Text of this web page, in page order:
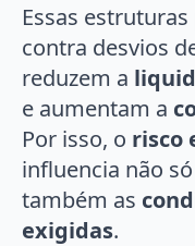
Essas
contra desvios
reduzem a
e aumentam a
Por isso, o risco
influencia não
também as
exigidas.